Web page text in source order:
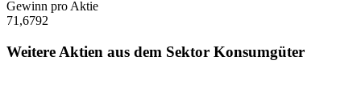
Gewinn pro Aktie
71,6792
Weitere Aktien aus dem Sektor Konsumgüter